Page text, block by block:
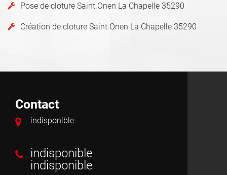
Pose de cloture Saint Onen La Chapelle 35290
Création de cloture Saint Onen La Chapelle 35290
Contact
indisponible
indisponible
indisponible